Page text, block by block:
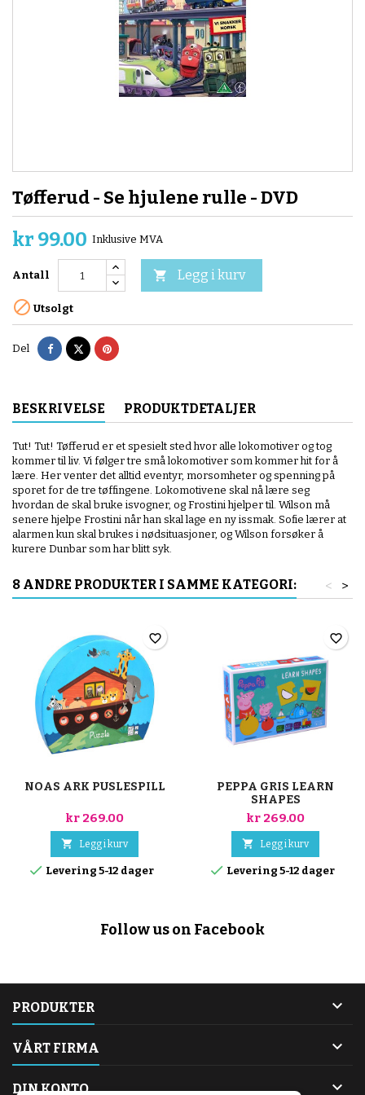
Tøfferud - Se hjulene rulle - DVD
kr 99.00 Inklusive MVA
Antall  Legg i kurv
 Utsolgt
Del Del TvitrePinterest
BESKRIVELSE PRODUKTDETALJER
Tut! Tut! Tøfferud er et spesielt sted hvor alle lokomotiver og tog
kommer til liv. Vi følger tre små lokomotiver som kommer hit for å
lære. Her venter det alltid eventyr, morsomheter og spenning på
sporet for de tre tøffingene. Lokomotivene skal nå lære seg
hvordan de skal bruke isvogner, og Frostini hjelper til. Wilson må
senere hjelpe Frostini når han skal lage en ny issmak. Sofie lærer at
alarmen kun skal brukes i nødsituasjoner, og Wilson forsøker å
kurere Dunbar som har blitt syk.
8 ANDRE PRODUKTER I SAMME KATEGORI: >
<
NOAS ARK PUSLESPILL
kr 269.00
 Legg i kurv
 Levering 5-12 dager
favorite_border
PEPPA GRIS LEARN
SHAPES
kr 269.00
 Legg i kurv
 Levering 5-12 dager
favorite_border
Follow us on Facebook
PRODUKTER 
VÅRT FIRMA 
DIN KONTO 